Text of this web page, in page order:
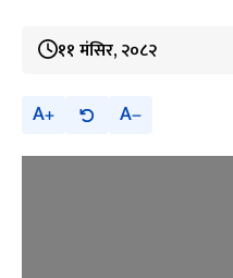
११ मंसिर, २०८२
A A